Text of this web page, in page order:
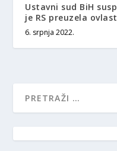
Ustavni sud BiH
je RS preuzela
6. srpnja 2022.